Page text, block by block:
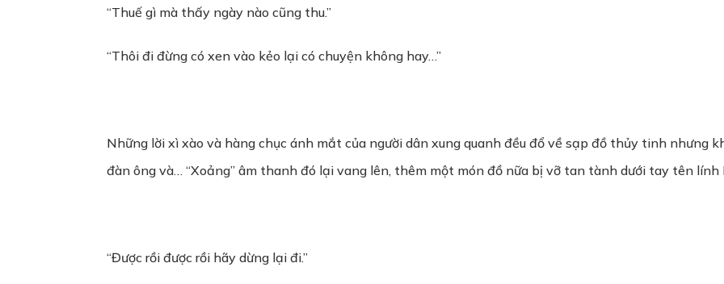
“Thuế gì mà thấy ngày nào cũng thu.”
“Thôi đi đừng có xen vào kẻo lại có chuyện không hay…”
Những lời xì xào và hàng chục ánh mắt của người dân xung quanh đều đổ về sạp đồ thủy tinh nhưng
đàn ông và… “Xoảng” âm thanh đó lại vang lên, thêm một món đồ nữa bị vỡ tan tành dưới tay tên lính
“Được rồi được rồi hãy dừng lại đi.”